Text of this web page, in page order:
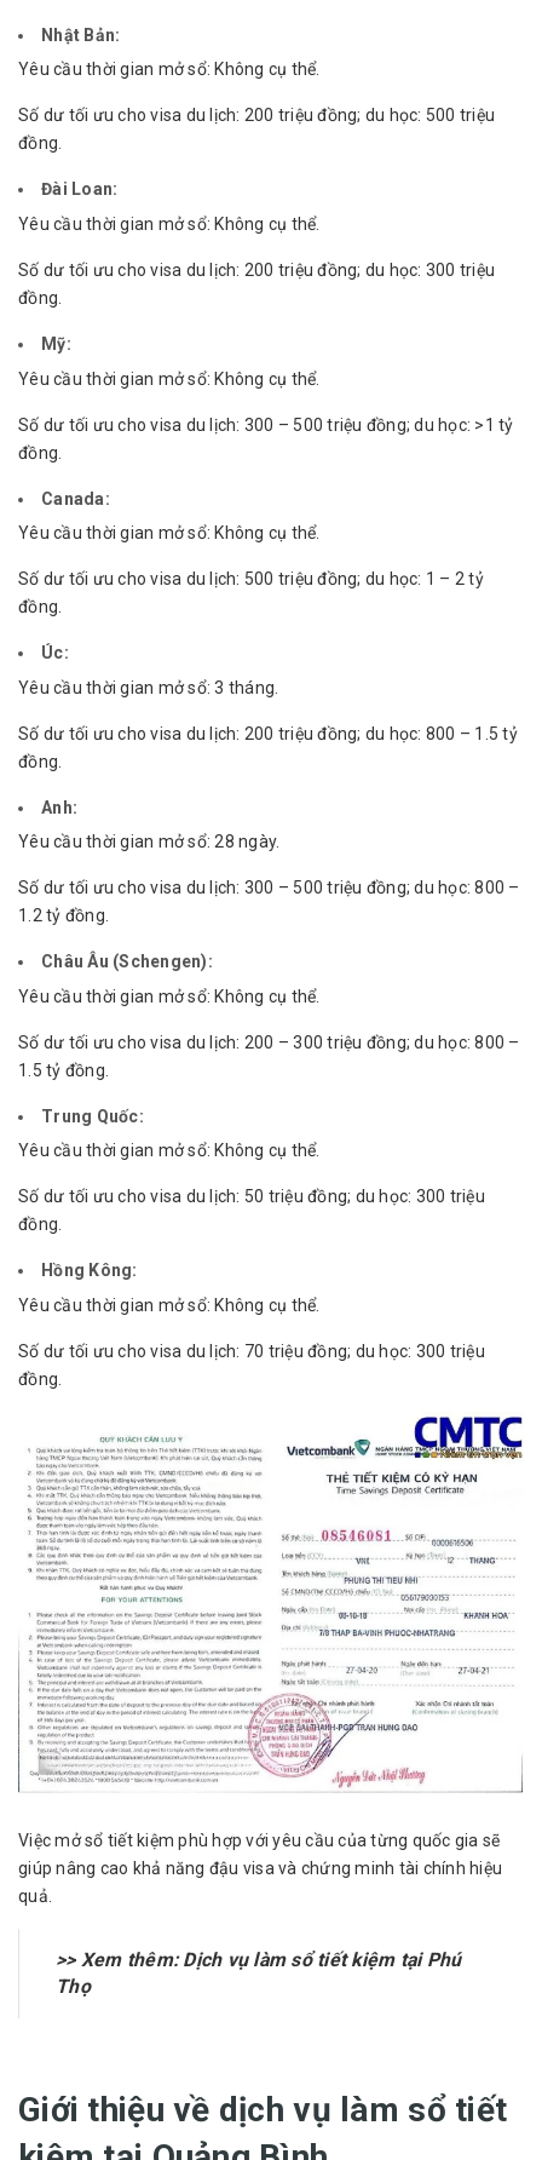
Nhật Bản:
Yêu cầu thời gian mở sổ: Không cụ thể.
Số dư tối ưu cho visa du lịch: 200 triệu đồng; du học: 500 triệu
đồng.
Đài Loan:
Yêu cầu thời gian mở sổ: Không cụ thể.
Số dư tối ưu cho visa du lịch: 200 triệu đồng; du học: 300 triệu
đồng.
Mỹ:
Yêu cầu thời gian mở sổ: Không cụ thể.
Số dư tối ưu cho visa du lịch: 300 – 500 triệu đồng; du học: >1 tỷ
đồng.
Canada:
Yêu cầu thời gian mở sổ: Không cụ thể.
Số dư tối ưu cho visa du lịch: 500 triệu đồng; du học: 1 – 2 tỷ
đồng.
Úc:
Yêu cầu thời gian mở sổ: 3 tháng.
Số dư tối ưu cho visa du lịch: 200 triệu đồng; du học: 800 – 1.5 tỷ
đồng.
Anh:
Yêu cầu thời gian mở sổ: 28 ngày.
Số dư tối ưu cho visa du lịch: 300 – 500 triệu đồng; du học: 800 –
1.2 tỷ đồng.
Châu Âu (Schengen):
Yêu cầu thời gian mở sổ: Không cụ thể.
Số dư tối ưu cho visa du lịch: 200 – 300 triệu đồng; du học: 800 –
1.5 tỷ đồng.
Trung Quốc:
Yêu cầu thời gian mở sổ: Không cụ thể.
Số dư tối ưu cho visa du lịch: 50 triệu đồng; du học: 300 triệu
đồng.
Hồng Kông:
Yêu cầu thời gian mở sổ: Không cụ thể.
Số dư tối ưu cho visa du lịch: 70 triệu đồng; du học: 300 triệu
đồng.
Việc mở sổ tiết kiệm phù hợp với yêu cầu của từng quốc gia sẽ
giúp nâng cao khả năng đậu visa và chứng minh tài chính hiệu
quả.
>> Xem thêm:Dịch vụ làm sổ tiết kiệm tại Phú
Thọ
Giới thiệu về dịch vụ làm sổ tiết